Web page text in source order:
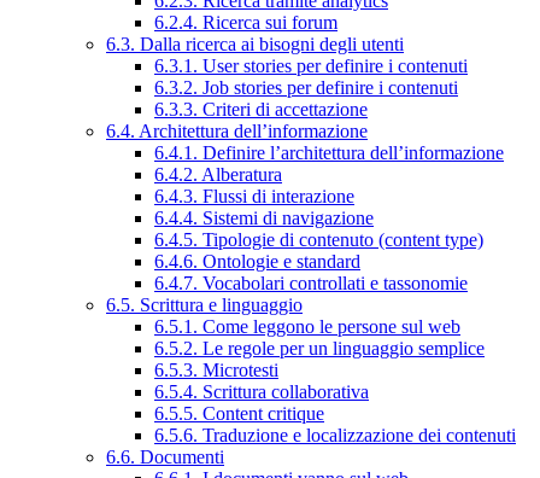
6.2.4. Ricerca sui forum
6.3. Dalla ricerca ai bisogni degli utenti
6.3.1. User stories per definire i contenuti
6.3.2. Job stories per definire i contenuti
6.3.3. Criteri di accettazione
6.4. Architettura dell’informazione
6.4.1. Definire l’architettura dell’informazione
6.4.2. Alberatura
6.4.3. Flussi di interazione
6.4.4. Sistemi di navigazione
6.4.5. Tipologie di contenuto (content type)
6.4.6. Ontologie e standard
6.4.7. Vocabolari controllati e tassonomie
6.5. Scrittura e linguaggio
6.5.1. Come leggono le persone sul web
6.5.2. Le regole per un linguaggio semplice
6.5.3. Microtesti
6.5.4. Scrittura collaborativa
6.5.5. Content critique
6.5.6. Traduzione e localizzazione dei contenuti
6.6. Documenti